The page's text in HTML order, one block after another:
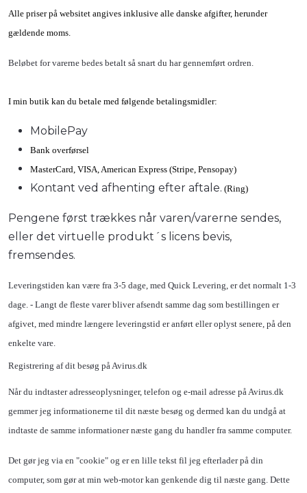
Alle priser på websitet angives inklusive alle danske afgifter, herunder
gældende moms.
Beløbet for varerne bedes betalt så snart du har gennemført ordren.
I min butik kan du betale med følgende betalingsmidler:
MobilePay
Bank overførsel
MasterCard, VISA, American Express (Stripe, Pensopay)
Kontant ved afhenting efter aftale. (Ring)
Pengene først trækkes når varen/varerne sendes,
eller det virtuelle produkt´s licens bevis,
fremsendes.
Leveringstiden kan være fra 3-5 dage, med Quick Levering, er det normalt 1-3
dage. - Langt de fleste varer bliver afsendt samme dag som bestillingen er
afgivet, med mindre længere leveringstid er anført eller oplyst senere, på den
enkelte vare.
Registrering af dit besøg på Avirus.dk
Når du indtaster adresseoplysninger, telefon og e-mail adresse på Avirus.dk
gemmer jeg informationerne til dit næste besøg og dermed kan du undgå at
indtaste de samme informationer næste gang du handler fra samme computer.
Det gør jeg via en "cookie" og er en lille tekst fil jeg efterlader på din
computer, som gør at min web-motor kan genkende dig til næste gang. Dette